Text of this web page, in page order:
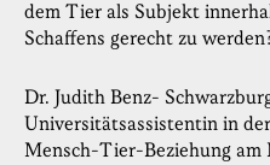
dem Tier als Subjekt
Schaffens gerecht zu
Dr. Judith Benz-
Universitätsassistentin in
Mensch-Tier-Beziehung am